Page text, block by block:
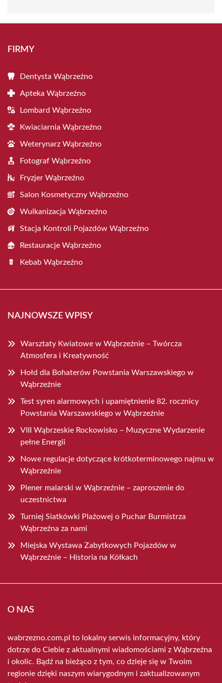
FIRMY
Dentysta Wąbrzeźno
Apteka Wąbrzeźno
Lombard Wąbrzeźno
Kwiaciarnia Wąbrzeźno
Weterynarz Wąbrzeźno
Fotograf Wąbrzeźno
Fryzjer Wąbrzeźno
Salon Kosmetyczny Wąbrzeźno
Wulkanizacja Wąbrzeźno
Stacja Kontroli Pojazdów Wąbrzeźno
Restauracje Wąbrzeźno
Kebab Wąbrzeźno
NAJNOWSZE WPISY
Warsztaty Kwiatowe w Wąbrzeźnie – Twórcza
Atmosfera i Kreatywność
Hołd dla Bohaterów Powstania Warszawskiego w
Wąbrzeźnie
Test syren alarmowych i upamiętnienie 82. rocznicy
Powstania Warszawskiego w Wąbrzeźnie
VIII Wąbrzeskie Rockowisko – Muzyczne Wydarzenie
pełne Energii
Nowe regulacje dotyczące krótkoterminowego najmu w
Wąbrzeźnie
Plener malarski w Wąbrzeźnie – zaproszenie do
uczestnictwa
Turniej Siatkówki Plażowej o Puchar Burmistrza
Wąbrzeźna za nami
Miejska Wystawa Zabytkowych Pojazdów w
Wąbrzeźnie – Historia na Kółkach
O NAS
wabrzezno.com.pl to lokalny serwis informacyjny, który
dotrze do Ciebie z aktualnymi wiadomościami z Wąbrzeźna
i okolic. Bądź na bieżąco z tym, co dzieje się w Twoim
regionie dzięki naszym wiarygodnym i zaktualizowanym